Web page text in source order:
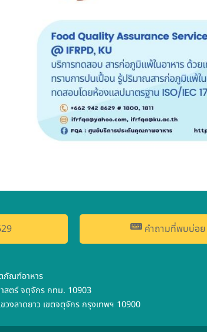
คำถามที่พบบ่อย
ภัณฑ์อาหาร
ตร์ จตุจักร กทม. 10903
วงลาดยาว เขตจตุจักร กรุงเทพฯ 10900